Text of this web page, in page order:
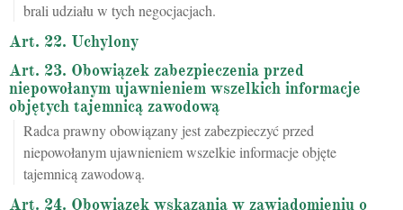
brali udziału w tych negocjacjach.
Art. 22. Uchylony
Art. 23. Obowiązek zabezpieczenia przed
niepowołanym ujawnieniem wszelkich informacje
objętych tajemnicą zawodową
Radca prawny obowiązany jest zabezpieczyć przed
niepowołanym ujawnieniem wszelkie informacje objęte
tajemnicą zawodową.
Art. 24. Obowiązek wskazania w zawiadomieniu o